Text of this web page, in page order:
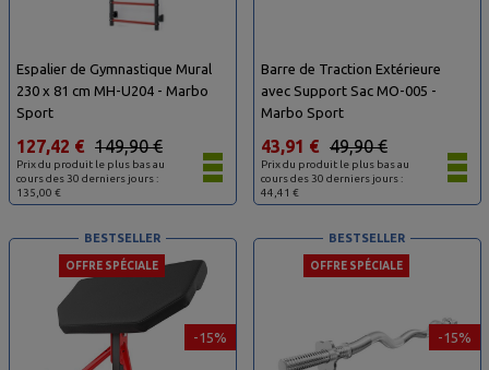
Espalier de Gymnastique Mural
230 x 81 cm MH-U204 - Marbo
Sport
Prix du produit le plus bas au
cours des 30 derniers jours :
135,00 €
149,90 €
127,42 €
Barre de Traction Extérieure
avec Support Sac MO-005 -
Marbo Sport
Prix du produit le plus bas au
cours des 30 derniers jours :
44,41 €
49,90 €
43,91 €
-15%
OFFRE SPÉCIALE
BESTSELLER
-15%
OFFRE SPÉCIALE
BESTSELLER